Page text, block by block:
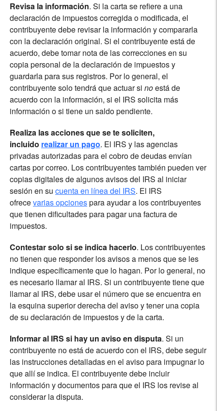
Revisa la información. Si la carta se refiere a una
declaración de impuestos corregida o modificada, el
contribuyente debe revisar la información y compararla
con la declaración original. Si el contribuyente está de
acuerdo, debe tomar nota de las correcciones en su
copia personal de la declaración de impuestos y
guardarla para sus registros. Por lo general, el
contribuyente solo tendrá que actuar si noestá de
acuerdo con la información, si el IRS solicita más
información o si tiene un saldo pendiente.
Realiza las acciones que se te soliciten,
incluido realizar un pago. El IRS y las agencias
privadas autorizadas para el cobro de deudas envían
cartas por correo. Los contribuyentes también pueden ver
copias digitales de algunos avisos del IRS al iniciar
sesión en su cuenta en línea del IRS. El IRS
ofrecevarias opcionespara ayudar a los contribuyentes
que tienen dificultades para pagar una factura de
impuestos.
Contestar solo si se indica hacerlo. Los contribuyentes
no tienen que responder los avisos a menos que se les
indique específicamente que lo hagan. Por lo general, no
es necesario llamar al IRS. Si un contribuyente tiene que
llamar al IRS, debe usar el número que se encuentra en
la esquina superior derecha del aviso y tener una copia
de su declaración de impuestos y de la carta.
Informar al IRS si hay un aviso en disputa. Si un
contribuyente no está de acuerdo con el IRS, debe seguir
las instrucciones detalladas en el aviso para impugnar lo
que allí se indica. El contribuyente debe incluir
información y documentos para que el IRS los revise al
considerar la disputa.